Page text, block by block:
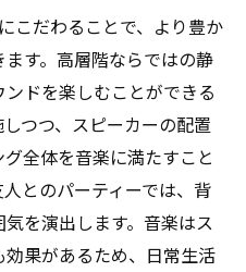
こだわることで、より豊か
す。高層階ならではの静
ドを楽しむことができる
つつ、スピーカーの配置
全体を音楽に満たすこと
とのパーティーでは、背
を演出します。音楽はス
果があるため、日常生活